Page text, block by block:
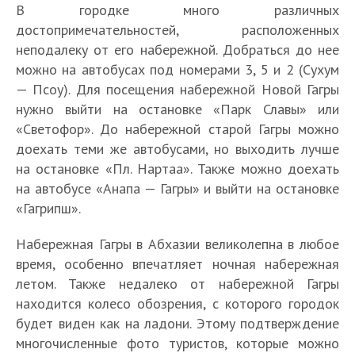
В городке много различных
достопримечательностей, расположенных
неподалеку от его набережной. Добраться до нее
можно на автобусах под номерами 3, 5 и 2 (Сухум
— Псоу). Для посещения набережной Новой Гагры
нужно выйти на остановке «Парк Славы» или
«Светофор». До набережной старой Гагры можно
доехать теми же автобусами, но выходить лучше
на остановке «Пл. Нартаа». Также можно доехать
на автобусе «Анапа — Гагры» и выйти на остановке
«Гагрипш».
Набережная Гагры в Абхазии великолепна в любое
время, особенно впечатляет ночная набережная
летом. Также недалеко от набережной Гагры
находится колесо обозрения, с которого городок
будет виден как на ладони. Этому подтверждение
многочисленные фото туристов, которые можно